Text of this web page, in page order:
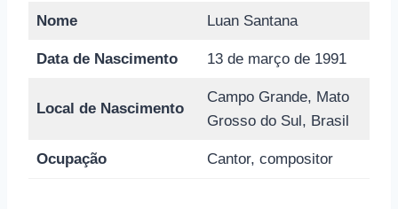
Nome Luan Santana
Data de Nascimento 13 de março de 1991
Local de Nascimento
Campo Grande, Mato
Grosso do Sul, Brasil
Ocupação Cantor, compositor